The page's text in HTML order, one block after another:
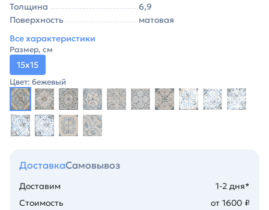
Толщина
6,9
Поверхность
матовая
Все характеристики
Размер, см
15х15
Цвет: бежевый
ДоставкаСамовывоз
Доставим
1-2 дня*
Стоимость
от 1600 ₽